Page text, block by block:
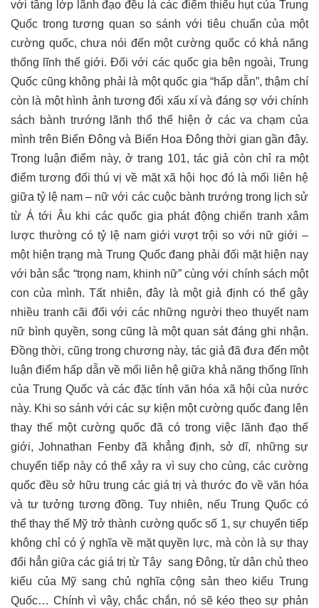
với tầng lớp lãnh đạo đều là các điểm thiếu hụt của Trung
Quốc trong tương quan so sánh với tiêu chuẩn của một
cường quốc, chưa nói đến một cường quốc có khả năng
thống lĩnh thế giới. Đối với các quốc gia bên ngoài, Trung
Quốc cũng không phải là một quốc gia “hấp dẫn”, thậm chí
còn là một hình ảnh tương đối xấu xí và đáng sợ với chính
sách bành trướng lãnh thổ thể hiện ở các va chạm của
mình trên Biển Đông và Biển Hoa Đông thời gian gần đây.
Trong luận điểm này, ở trang 101, tác giả còn chỉ ra một
điểm tương đối thú vị về mặt xã hội học đó là mối liên hệ
giữa tỷ lệ nam – nữ với các cuộc bành trướng trong lịch sử
từ Á tới Âu khi các quốc gia phát động chiến tranh xâm
lược thường có tỷ lệ nam giới vượt trội so với nữ giới –
một hiện trạng mà Trung Quốc đang phải đối mặt hiện nay
với bản sắc “trọng nam, khinh nữ” cùng với chính sách một
con của mình. Tất nhiên, đây là một giả định có thể gây
nhiều tranh cãi đối với các những người theo thuyết nam
nữ bình quyền, song cũng là một quan sát đáng ghi nhận.
Đồng thời, cũng trong chương này, tác giả đã đưa đến một
luận điểm hấp dẫn về mối liên hệ giữa khả năng thống lĩnh
của Trung Quốc và các đặc tính văn hóa xã hội của nước
này. Khi so sánh với các sự kiện một cường quốc đang lên
thay thế một cường quốc đã có trong việc lãnh đạo thế
giới, Johnathan Fenby đã khẳng định, sở dĩ, những sự
chuyển tiếp này có thể xảy ra vì suy cho cùng, các cường
quốc đều sở hữu trung các giá trị và thước đo về văn hóa
và tư tưởng tương đồng. Tuy nhiên, nếu Trung Quốc có
thể thay thế Mỹ trở thành cường quốc số 1, sự chuyển tiếp
không chỉ có ý nghĩa về mặt quyền lực, mà còn là sự thay
đổi hẳn giữa các giá trị từ Tây sang Đông, từ dân chủ theo
kiểu của Mỹ sang chủ nghĩa cộng sản theo kiểu Trung
Quốc… Chính vì vậy, chắc chắn, nó sẽ kéo theo sự phản